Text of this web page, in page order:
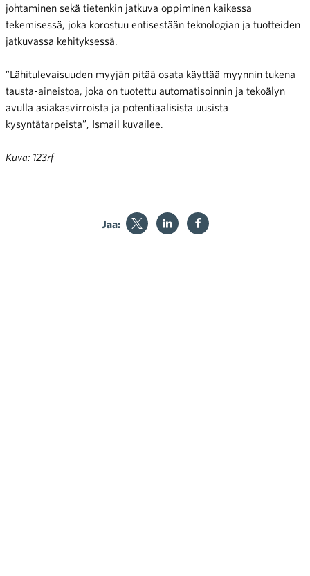
johtaminen sekä tietenkin jatkuva oppiminen kaikessa
tekemisessä, joka korostuu entisestään teknologian ja tuotteiden
jatkuvassa kehityksessä.
”Lähitulevaisuuden myyjän pitää osata käyttää myynnin tukena
tausta-aineistoa, joka on tuotettu automatisoinnin ja tekoälyn
avulla asiakasvirroista ja potentiaalisista uusista
kysyntätarpeista”, Ismail kuvailee.
Kuva: 123rf
Jaa: